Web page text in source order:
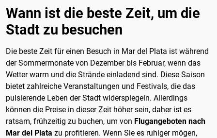
Wann ist die beste Zeit, um die
Stadt zu besuchen
Die beste Zeit für einen Besuch in Mar del Plata ist während
der Sommermonate von Dezember bis Februar, wenn das
Wetter warm und die Strände einladend sind. Diese Saison
bietet zahlreiche Veranstaltungen und Festivals, die das
pulsierende Leben der Stadt widerspiegeln. Allerdings
können die Preise in dieser Zeit höher sein, daher ist es
ratsam, frühzeitig zu buchen, um von Flugangeboten nach
Mar del Plata zu profitieren. Wenn Sie es ruhiger mögen,